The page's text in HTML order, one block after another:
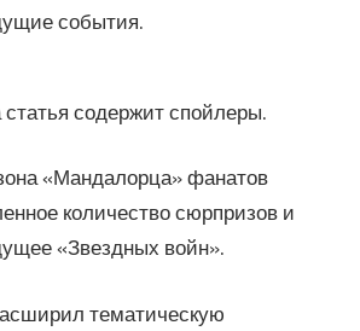
события.
статья содержит спойлеры.
«Мандалорца» фанатов
количество сюрпризов и
«Звездных войн».
тематическую